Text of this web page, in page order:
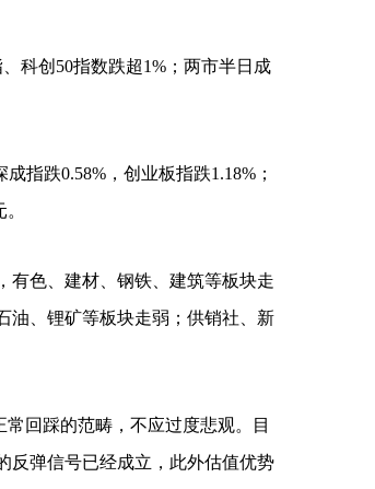
科创50指数跌超1%；两市半日成
成指跌0.58%，创业板指跌1.18%；
有色、建材、钢铁、建筑等板块走
油、锂矿等板块走弱；供销社、新
回踩的范畴，不应过度悲观。目
反弹信号已经成立，此外估值优势